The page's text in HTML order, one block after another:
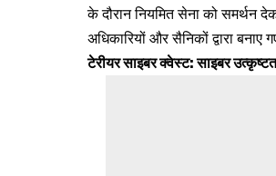
के दौरान नियमित सेना को समर्थन
अधिकारियों और सैनिकों द्वारा बनाए
टेरीयर साइबर क्वेस्ट: साइबर